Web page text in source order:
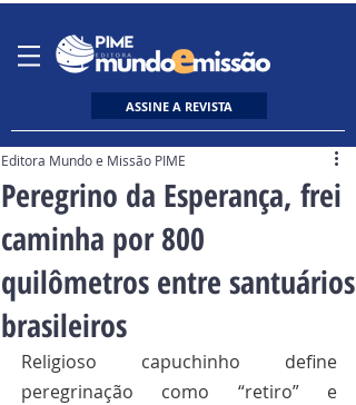
ASSINE A REVISTA
Peregrino da Esperança, frei
caminha por 800
quilômetros entre santuários
brasileiros
Editora Mundo e Missão PIME
Religioso capuchinho define
peregrinação como “retiro” e